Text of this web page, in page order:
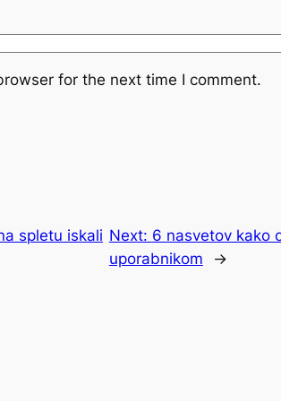
for the next time I comment.
spletu iskali Next: 6 nasvetov kako
uporabnikom
→